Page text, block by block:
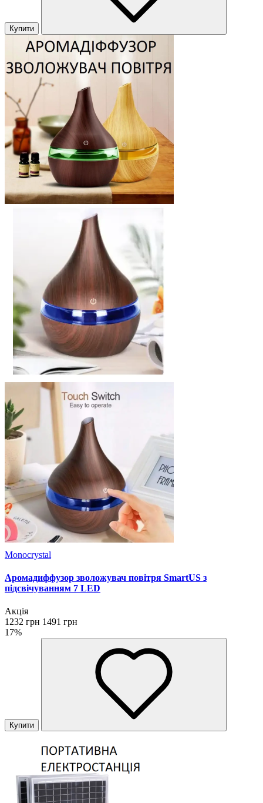
Купити
Monocrystal
Аромадиффузор зволожувач повітря SmartUS з
підсвічуванням 7 LED
Акція
1232 грн 1491 грн
17%
Купити